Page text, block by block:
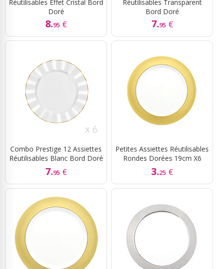
Réutilisables Effet Cristal Bord
Doré
8.95 €
Réutilisables Transparent
Bord Doré
7.95 €
Combo Prestige 12 Assiettes
Réutilisables Blanc Bord Doré
7.95 €
Petites Assiettes Réutilisables
Rondes Dorées 19cm X6
3.25 €